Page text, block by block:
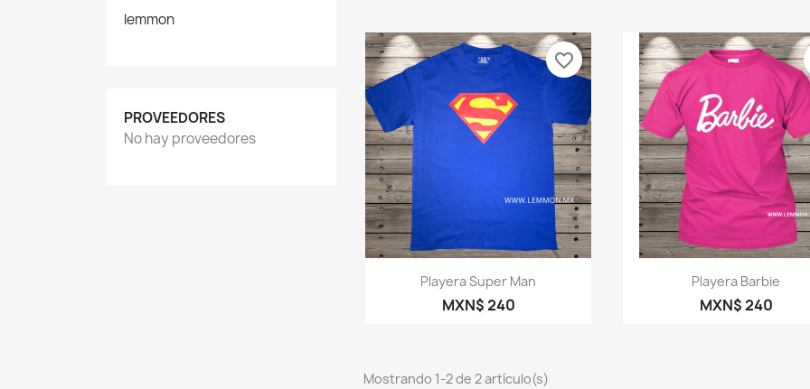
lemmon
PROVEEDORES
No hay proveedores
Vista rápida
Playera Super Man
MXN$ 240
favorite_border
Vista rápida
Playera Barbie
MXN$ 240
Mostrando 1-2 de 2 artículo(s)